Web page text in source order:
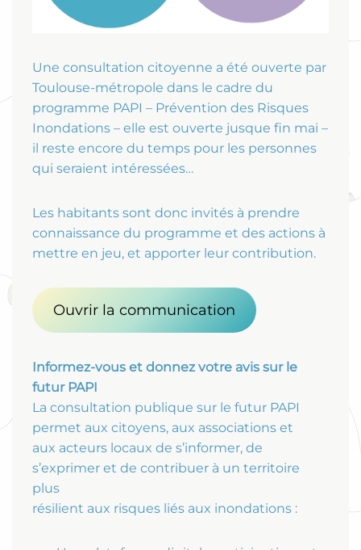
Une consultation citoyenne a été ouverte par
Toulouse-métropole dans le cadre du
programme PAPI – Prévention des Risques
Inondations – elle est ouverte jusque fin mai –
il reste encore du temps pour les personnes
qui seraient intéressées…
Les habitants sont donc invités à prendre
connaissance du programme et des actions à
mettre en jeu, et apporter leur contribution.
Ouvrir la communication
Informez-vous et donnez votre avis sur le
futur PAPI
La consultation publique sur le futur PAPI
permet aux citoyens, aux associations et
aux acteurs locaux de s’informer, de
s’exprimer et de contribuer à un territoire
plus
résilient aux risques liés aux inondations :